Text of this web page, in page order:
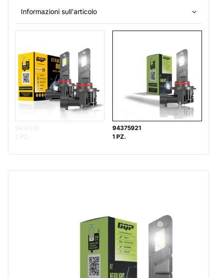
Informazioni sull'articolo
9437592
2 PZ.
94375921
1 PZ.